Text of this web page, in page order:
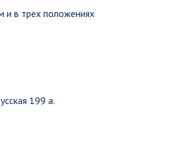
и в трех положениях
199 а.